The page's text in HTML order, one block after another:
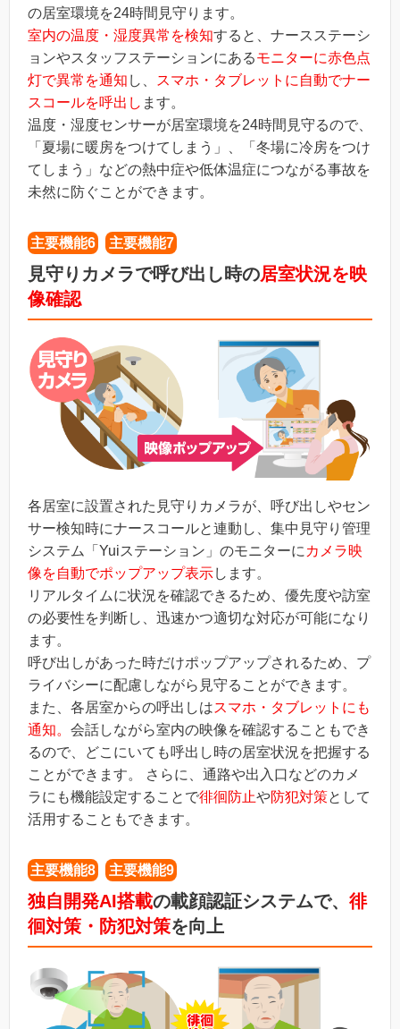
の居室環境を24時間見守ります。
室内の温度・湿度異常を検知すると、ナースステーシ
ョンやスタッフステーションにあるモニターに赤色点
灯で異常を通知 し、 スマホ・タブレットに自動でナー
スコールを呼出し ます。
温度・湿度センサーが居室環境を24時間見守るので、
「夏場に暖房をつけてしまう」、「冬場に冷房をつけ
てしまう」などの熱中症や低体温症につながる事故を
未然に防ぐことができます。
主要機能6 主要機能7
見守りカメラで呼び出し時の居室状況を映
像確認
各居室に設置された見守りカメラが、呼び出しやセン
サー検知時にナースコールと連動し、集中見守り管理
システム「Yuiステーション」のモニターに カメラ映
像を自動でポップアップ表示します。
リアルタイムに状況を確認できるため、優先度や訪室
の必要性を判断し、迅速かつ適切な対応が可能になり
ます。
呼び出しがあった時だけポップアップされるため、プ
ライバシーに配慮しながら見守ることができます。
また、各居室からの呼出しはスマホ・タブレットにも
通知。 会話しながら室内の映像を確認することもでき
るので、どこにいても呼出し時の居室状況を把握する
ことができます。 さらに、通路や出入口などのカメ
ラにも機能設定することで徘徊防止や防犯対策として
活用することもできます。
主要機能8 主要機能9
独自開発AI搭載の載顔認証システムで、 徘
徊対策・防犯対策を向上